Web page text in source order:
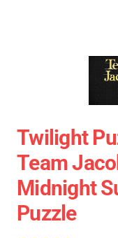
Twilight
Team
Midnight
Puzzle